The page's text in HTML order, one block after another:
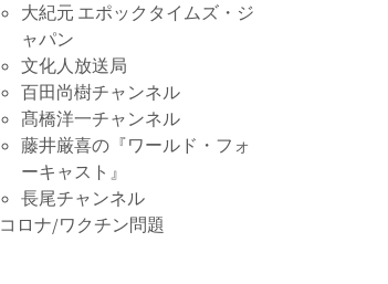
大紀元 エポックタイムズ・ジ
ャパン
文化人放送局
百田尚樹チャンネル
髙橋洋一チャンネル
藤井厳喜の『ワールド・フォ
ーキャスト』
長尾チャンネル
コロナ/ワクチン問題